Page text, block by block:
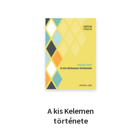
A kis Kelemen
története